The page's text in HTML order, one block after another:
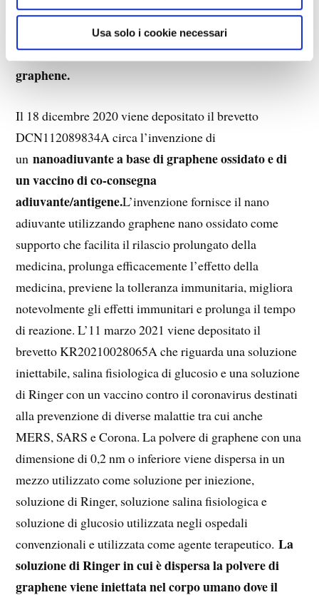
Usa solo i cookie necessari
Il 27 settembre 2020 viene presentato il brevetto
CN112220919A che riguarda unvaccino nucleare
ricombinante 2019-nCoV che contiene ossido di
graphene.
Il 18 dicembre 2020 viene depositato il brevetto
DCN112089834A circa l’invenzione di
unnanoadiuvante a base di graphene ossidato e di
un vaccino di co-consegna
adiuvante/antigene.L’invenzione fornisce il nano
adiuvante utilizzando graphene nano ossidato come
supporto che facilita il rilascio prolungato della
medicina, prolunga efficacemente l’effetto della
medicina, previene la tolleranza immunitaria, migliora
notevolmente gli effetti immunitari e prolunga il tempo
di reazione. L’11 marzo 2021 viene depositato il
brevetto KR20210028065A che riguarda una soluzione
iniettabile, salina fisiologica di glucosio e una soluzione
di Ringer con un vaccino contro il coronavirus destinati
alla prevenzione di diverse malattie tra cui anche
MERS, SARS e Corona. La polvere di graphene con una
dimensione di 0,2 nm o inferiore viene dispersa in un
mezzo utilizzato come soluzione per iniezione,
soluzione di Ringer, soluzione salina fisiologica e
soluzione di glucosio utilizzata negli ospedali
convenzionali e utilizzata come agente terapeutico.La
soluzione di Ringer in cui è dispersa la polvere di
graphene viene iniettata nel corpo umano dove il